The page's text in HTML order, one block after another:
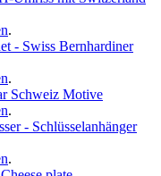
.
- Swiss Bernhardiner
.
Schweiz Motive
.
- Schlüsselanhänger
.